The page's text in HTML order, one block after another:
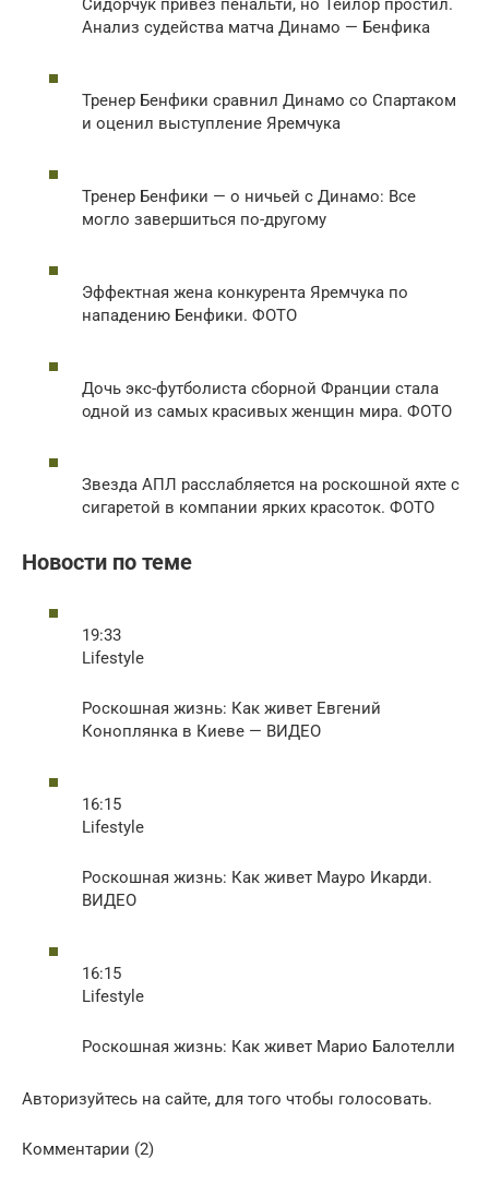
Анализ судейства матча Динамо — Бенфика
Тренер Бенфики сравнил Динамо со Спартаком
и оценил выступление Яремчука
Тренер Бенфики — о ничьей с Динамо: Все
могло завершиться по-другому
Эффектная жена конкурента Яремчука по
нападению Бенфики. ФОТО
Дочь экс-футболиста сборной Франции стала
одной из самых красивых женщин мира. ФОТО
Звезда АПЛ расслабляется на роскошной яхте с
сигаретой в компании ярких красоток. ФОТО
Новости по теме
19:33
Lifestyle
Роскошная жизнь: Как живет Евгений
Коноплянка в Киеве — ВИДЕО
16:15
Lifestyle
Роскошная жизнь: Как живет Мауро Икарди.
ВИДЕО
16:15
Lifestyle
Роскошная жизнь: Как живет Марио Балотелли
Авторизуйтесь на сайте, для того чтобы голосовать.
Комментарии (2)